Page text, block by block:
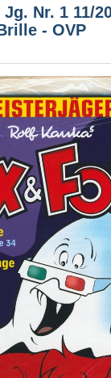
Nr. 1 11/
- OVP